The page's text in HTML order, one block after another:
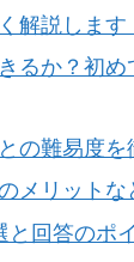
解説します
るか？初
の難易度を
メリットな
回答のポ